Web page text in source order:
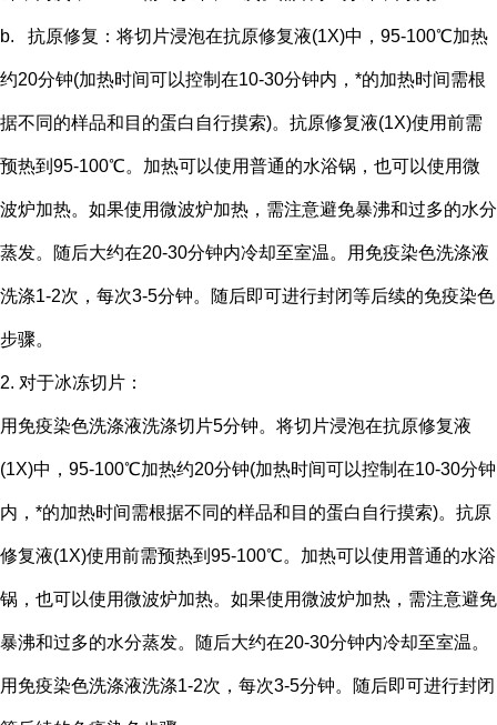
b. 抗原修复：将切片浸泡在抗原修复液(1X)中，95-100℃加热
约20分钟(加热时间可以控制在10-30分钟内，*的加热时间需根
据不同的样品和目的蛋白自行摸索)。抗原修复液(1X)使用前需
预热到95-100℃。加热可以使用普通的水浴锅，也可以使用微
波炉加热。如果使用微波炉加热，需注意避免暴沸和过多的水分
蒸发。随后大约在20-30分钟内冷却至室温。用免疫染色洗涤液
洗涤1-2次，每次3-5分钟。随后即可进行封闭等后续的免疫染色
步骤。
2. 对于冰冻切片：
用免疫染色洗涤液洗涤切片5分钟。将切片浸泡在抗原修复液
(1X)中，95-100℃加热约20分钟(加热时间可以控制在10-30分钟
内，*的加热时间需根据不同的样品和目的蛋白自行摸索)。抗原
修复液(1X)使用前需预热到95-100℃。加热可以使用普通的水浴
锅，也可以使用微波炉加热。如果使用微波炉加热，需注意避免
暴沸和过多的水分蒸发。随后大约在20-30分钟内冷却至室温。
用免疫染色洗涤液洗涤1-2次，每次3-5分钟。随后即可进行封闭